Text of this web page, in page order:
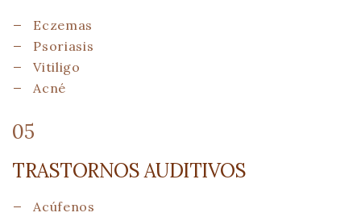
Eczemas
Psoriasis
Vitiligo
Acné
05
TRASTORNOS AUDITIVOS
Acúfenos